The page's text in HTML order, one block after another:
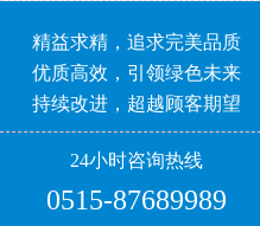
精益求精，追求完美品质
优质高效，引领绿色未来
持续改进，超越顾客期望
24小时咨询热线
0515-87689989